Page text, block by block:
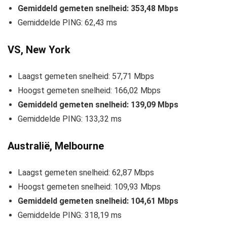
Gemiddeld gemeten snelheid: 353,48 Mbps
Gemiddelde PING: 62,43 ms
VS, New York
Laagst gemeten snelheid: 57,71 Mbps
Hoogst gemeten snelheid: 166,02 Mbps
Gemiddeld gemeten snelheid: 139,09 Mbps
Gemiddelde PING: 133,32 ms
Australië, Melbourne
Laagst gemeten snelheid: 62,87 Mbps
Hoogst gemeten snelheid: 109,93 Mbps
Gemiddeld gemeten snelheid: 104,61 Mbps
Gemiddelde PING: 318,19 ms